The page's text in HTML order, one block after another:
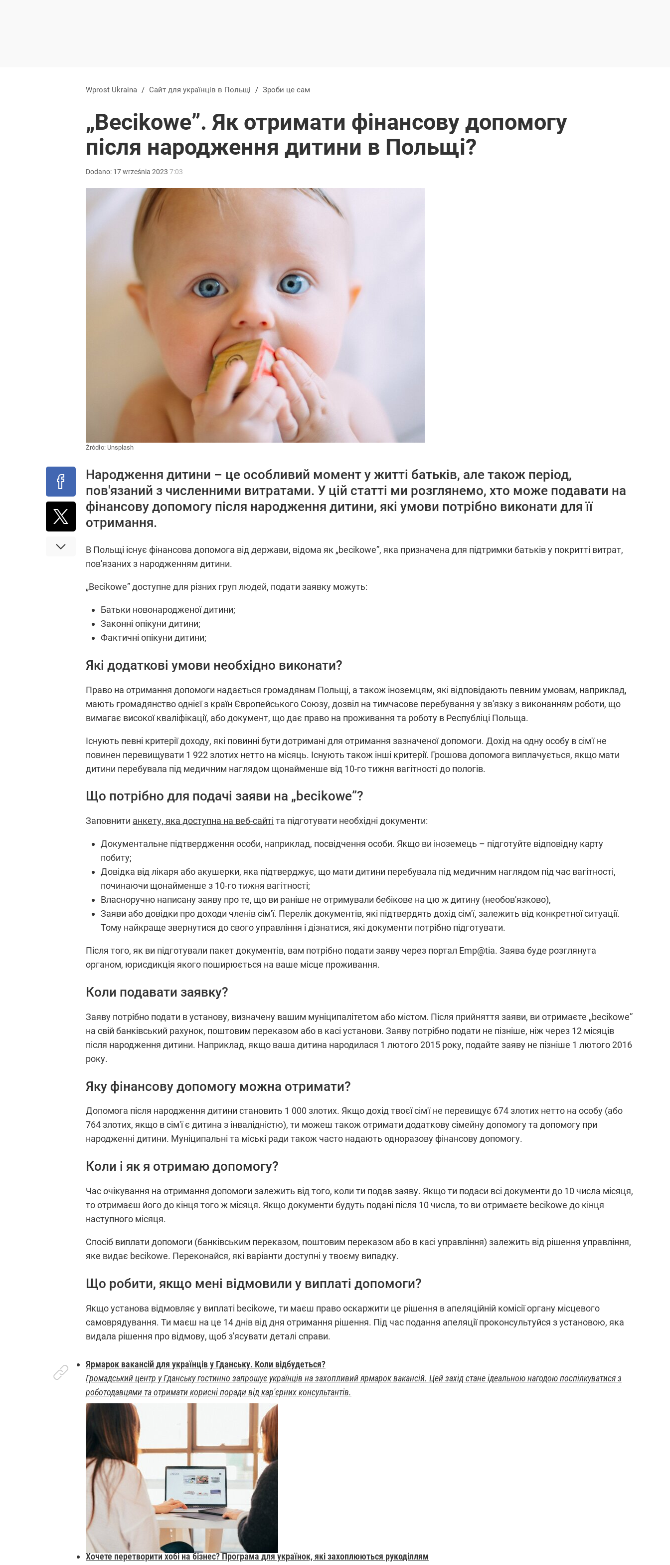
Wprost Ukraina / Сайт для українців в Польщі / Зроби це сам
„Becikowe”. Як отримати фінансову допомогу
після народження дитини в Польщі?
Dodano: 17września 2023 7:03
Źródło: Unsplash
Народження дитини – це особливий момент у житті батьків, але також період,
пов'язаний з численними витратами. У цій статті ми розглянемо, хто може подавати на
фінансову допомогу після народження дитини, які умови потрібно виконати для її
отримання.
В Польщі існує фінансова допомога від держави, відома як „becikowe”, яка призначена для підтримки батьків у покритті витрат,
пов'язаних з народженням дитини.
„Becikowe” доступне для різних груп людей, подати заявку можуть:
Батьки новонародженої дитини;
Законні опікуни дитини;
Фактичні опікуни дитини;
Які додаткові умови необхідно виконати?
Право на отримання допомоги надається громадянам Польщі, а також іноземцям, які відповідають певним умовам, наприклад,
мають громадянство однієї з країн Європейського Союзу, дозвіл на тимчасове перебування у зв'язку з виконанням роботи, що
вимагає високої кваліфікації, або документ, що дає право на проживання та роботу в Республіці Польща.
Існують певні критерії доходу, які повинні бути дотримані для отримання зазначеної допомоги. Дохід на одну особу в сім'ї не
повинен перевищувати 1 922 злотих нетто на місяць. Існують також інші критерії. Грошова допомога виплачується, якщо мати
дитини перебувала під медичним наглядом щонайменше від 10-го тижня вагітності до пологів.
Що потрібно для подачі заяви на „becikowe”?
Заповнити анкету, яка доступна на веб-сайті та підготувати необхідні документи:
Документальне підтвердження особи, наприклад, посвідчення особи. Якщо ви іноземець – підготуйте відповідну карту
побиту;
Довідка від лікаря або акушерки, яка підтверджує, що мати дитини перебувала під медичним наглядом під час вагітності,
починаючи щонайменше з 10-го тижня вагітності;
Власноручно написану заяву про те, що ви раніше не отримували бебікове на цю ж дитину (необов'язково),
Заяви або довідки про доходи членів сім'ї. Перелік документів, які підтвердять дохід сім'ї, залежить від конкретної ситуації.
Тому найкраще звернутися до свого управління і дізнатися, які документи потрібно підготувати.
Після того, як ви підготували пакет документів, вам потрібно подати заяву через портал Emp@tia. Заява буде розглянута
органом, юрисдикція якого поширюється на ваше місце проживання.
Коли подавати заявку?
Заяву потрібно подати в установу, визначену вашим муніципалітетом або містом. Після прийняття заяви, ви отримаєте „becikowe”
на свій банківський рахунок, поштовим переказом або в касі установи. Заяву потрібно подати не пізніше, ніж через 12 місяців
після народження дитини. Наприклад, якщо ваша дитина народилася 1 лютого 2015 року, подайте заяву не пізніше 1 лютого 2016
року.
Яку фінансову допомогу можна отримати?
Допомога після народження дитини становить 1 000 злотих. Якщо дохід твоєї сім'ї не перевищує 674 злотих нетто на особу (або
764 злотих, якщо в сім'ї є дитина з інвалідністю), ти можеш також отримати додаткову сімейну допомогу та допомогу при
народженні дитини. Муніципальні та міські ради також часто надають одноразову фінансову допомогу.
Коли і як я отримаю допомогу?
Час очікування на отримання допомоги залежить від того, коли ти подав заяву. Якщо ти подаси всі документи до 10 числа місяця,
то отримаєш його до кінця того ж місяця. Якщо документи будуть подані після 10 числа, то ви отримаєте becikowe до кінця
наступного місяця.
Спосіб виплати допомоги (банківським переказом, поштовим переказом або в касі управління) залежить від рішення управління,
яке видає becikowe. Переконайся, які варіанти доступні у твоєму випадку.
Що робити, якщо мені відмовили у виплаті допомоги?
Якщо установа відмовляє у виплаті becikowe, ти маєш право оскаржити це рішення в апеляційній комісії органу місцевого
самоврядування. Ти маєш на це 14 днів від дня отримання рішення. Під час подання апеляції проконсультуйся з установою, яка
видала рішення про відмову, щоб з'ясувати деталі справи.
Ярмарок вакансій для українців у Гданську. Коли відбудеться?
Громадський центр у Гданську гостинно запрошує українців на захопливий ярмарок вакансій. Цей захід стане ідеальною нагодою поспілкуватися з
роботодавцями та отримати корисні поради від кар'єрних консультантів.
Хочете перетворити хобі на бізнес? Програма для українок, які захоплюються рукоділлям